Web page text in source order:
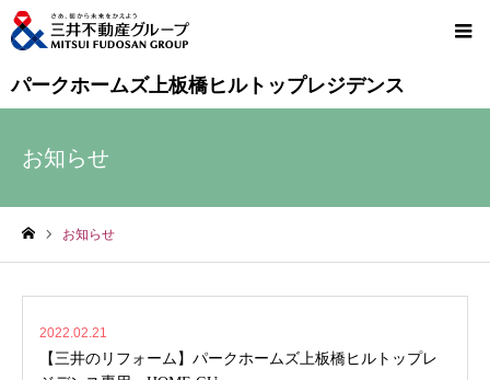
パークホームズ上板橋ヒルトップレジデンス
お知らせ
お知らせ
2022.02.21
【三井のリフォーム】パークホームズ上板橋ヒルトップレ